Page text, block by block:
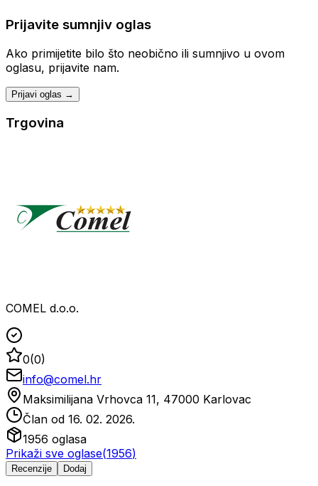
Prijavite sumnjiv oglas
Ako primijetite bilo što neobično ili sumnjivo u ovom
oglasu, prijavite nam.
Prijavi oglas →
Trgovina
COMEL d.o.o.
0(0)
info@comel.hr
Maksimilijana Vrhovca 11, 47000 Karlovac
Član od 16. 02. 2026.
1956 oglasa
Prikaži sve oglase(1956)
Recenzije Dodaj